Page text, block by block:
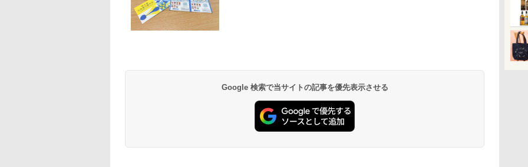
し 二人暮らし フラット調理 ブラック RE-
コンパクト 一人暮らし
二人暮らし らくチン!
（絶対湿度）センサー
ノンフライ調理 トース
ト スチームあたため ワ
￥29,478
15L 一人暮らし 二人暮
ットテーブル トースト
機能 自動メニュー33種
簡単お手入れ ブラック
YRZ-WF150TV(B)
￥26,130
窯ドーム ER-D80A(K)
理 フラットテーブル
電子レンジ 赤外線セン
サー ノンフライ調理
簡単お手入れ 小型 新
生活 一人暮らし 二人
￥34,546
XJ1-B ブラック 30L 2
パナソニッ
レンジ スチ
Google 検索で当サイトの記事を優先表示させる